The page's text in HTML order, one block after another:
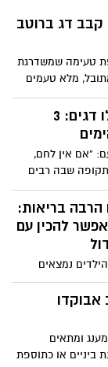
קבב דג ברוטב
טעימה שמשדרגת
מלא טעמים
פתרונות חכמים
להכנת אורז
שהופך את האורז
בכל גרגר
אם אין בשר, תאכלו דגים: 3
"אם אין לחם,
שבה רבים
בשר, אומרים:
– לפניכם שלושה
לכם את
ברוטב מנגו
רוטב בזיליקום
את הארוחה
דעתכם מהצום
מחלקת התזונה
הרבה בריאות:
להכין עם
נמצאים
ללא פעילויות
נוכל להבטיח
המתקשים למצוא
ילדים, שאפשר
באדיבות
אבוקדו
ומתאים
ביניים או כתוספת